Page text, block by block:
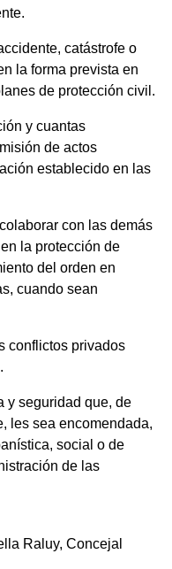
catástrofe o
la forma prevista en
de protección civil.
y cuantas
de actos
establecido en las
con las demás
la protección de
del orden en
cuando sean
conflictos privados
y seguridad que, de
les sea encomendada,
social o de
de las
Raluy, Concejal